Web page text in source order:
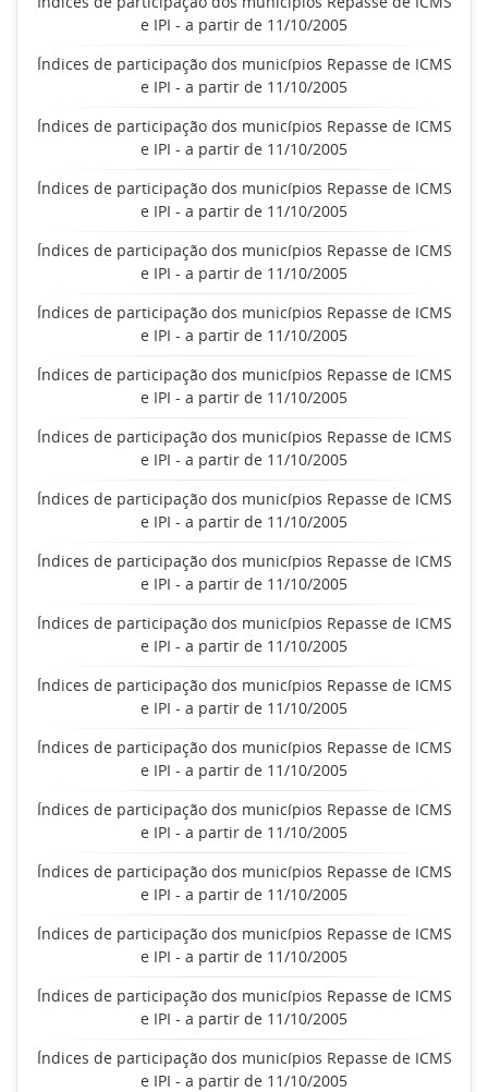
e IPI - a partir de 11/10/2005
Índices de participação dos municípios Repasse de ICMS
e IPI - a partir de 11/10/2005
Índices de participação dos municípios Repasse de ICMS
e IPI - a partir de 11/10/2005
Índices de participação dos municípios Repasse de ICMS
e IPI - a partir de 11/10/2005
Índices de participação dos municípios Repasse de ICMS
e IPI - a partir de 11/10/2005
Índices de participação dos municípios Repasse de ICMS
e IPI - a partir de 11/10/2005
Índices de participação dos municípios Repasse de ICMS
e IPI - a partir de 11/10/2005
Índices de participação dos municípios Repasse de ICMS
e IPI - a partir de 11/10/2005
Índices de participação dos municípios Repasse de ICMS
e IPI - a partir de 11/10/2005
Índices de participação dos municípios Repasse de ICMS
e IPI - a partir de 11/10/2005
Índices de participação dos municípios Repasse de ICMS
e IPI - a partir de 11/10/2005
Índices de participação dos municípios Repasse de ICMS
e IPI - a partir de 11/10/2005
Índices de participação dos municípios Repasse de ICMS
e IPI - a partir de 11/10/2005
Índices de participação dos municípios Repasse de ICMS
e IPI - a partir de 11/10/2005
Índices de participação dos municípios Repasse de ICMS
e IPI - a partir de 11/10/2005
Índices de participação dos municípios Repasse de ICMS
e IPI - a partir de 11/10/2005
Índices de participação dos municípios Repasse de ICMS
e IPI - a partir de 11/10/2005
Índices de participação dos municípios Repasse de ICMS
e IPI - a partir de 11/10/2005